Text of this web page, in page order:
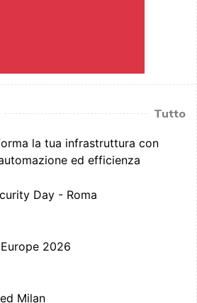
Tutto
la tua infrastruttura con
ed efficienza
Day - Roma
2026
Milan